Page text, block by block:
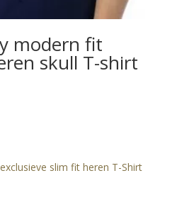
modern fit
skull T-shirt